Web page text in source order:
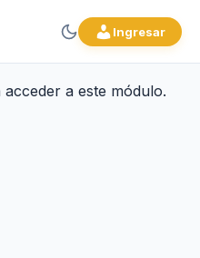
Ingresar
a este módulo.